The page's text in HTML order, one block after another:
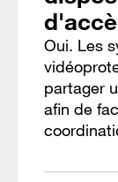
Oui. Les
partager
afin de